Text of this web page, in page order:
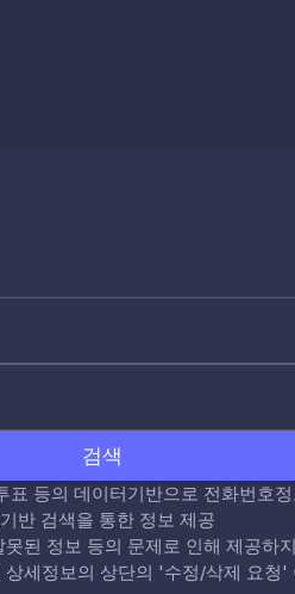
검색
등의 데이터기반으로 전화번호
반 검색을 통한 정보 제공
된 정보 등의 문제로 인해 제공하
세정보의 상단의 '수정/삭제 요청'